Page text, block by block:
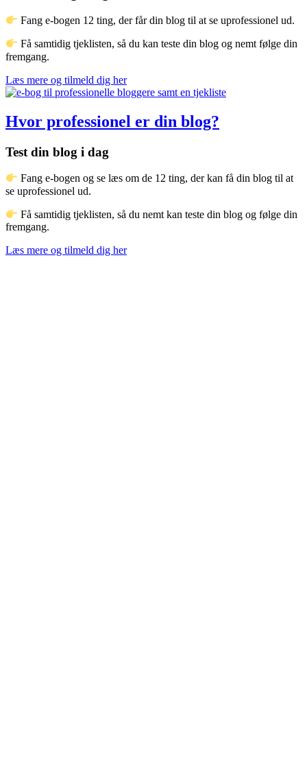
Fang e-bogen 12 ting, der får din blog til at se uprofessionel ud.
Få samtidig tjeklisten, så du kan teste din blog og nemt følge din
fremgang.
Læs mere og tilmeld dig her
Hvor professionel er din blog?
Test din blog i dag
Fang e-bogen og se læs om de 12 ting, der kan få din blog til at
se uprofessionel ud.
Få samtidig tjeklisten, så du nemt kan teste din blog og følge din
fremgang.
Læs mere og tilmeld dig her